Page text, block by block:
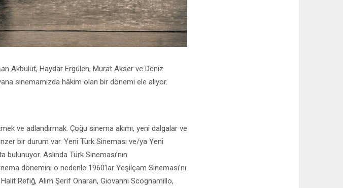
Akbulut, Haydar Ergülen, Murat Akser ve Deniz
sinemamızda hâkim olan bir dönemi ele alıyor.
ve adlandırmak. Çoğu sinema akımı, yeni dalgalar ve
bir durum var. Yeni Türk Sineması ve/ya Yeni
Aslında Türk Sineması’nın
dönemini o nedenle 1960’lar Yeşilçam Sineması’nı
Refiğ, Alim Şerif Onaran, Giovanni Scognamillo,